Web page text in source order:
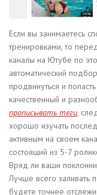
Если вы занимаетесь
тренировками, то
каналы на Ютубе по
автоматический
продвинуться и
качественный и
прописывать теги,
хорошо изучать
активным на своем
состоящий из 5-7
Вряд ли ваши
Лучше всего заливать
будете точнее